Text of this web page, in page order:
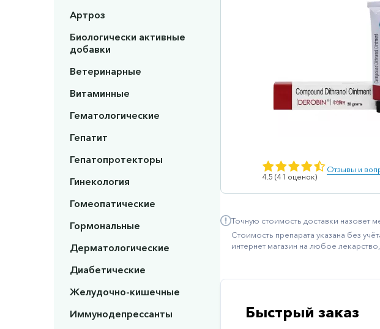
Артроз
Биологически активные
добавки
Ветеринарные
Витаминные
Гематологические
Гепатит
Гепатопротекторы
Гинекология
Гомеопатические
Гормональные
Дерматологические
Диабетические
Желудочно-кишечные
Иммунодепрессанты
4.5 (41 оценок)
Отзывы и
Точную стоимость доставки назовет
Стоимость препарата указана без
интернет магазин на любое
Быстрый заказ